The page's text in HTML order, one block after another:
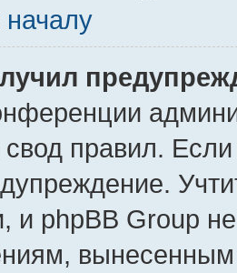
началу
свод правил.
и phpBB Group